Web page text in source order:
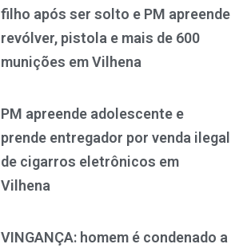
filho após ser solto e PM apreende
revólver, pistola e mais de 600
munições em Vilhena
PM apreende adolescente e
prende entregador por venda ilegal
de cigarros eletrônicos em
Vilhena
VINGANÇA: homem é condenado a